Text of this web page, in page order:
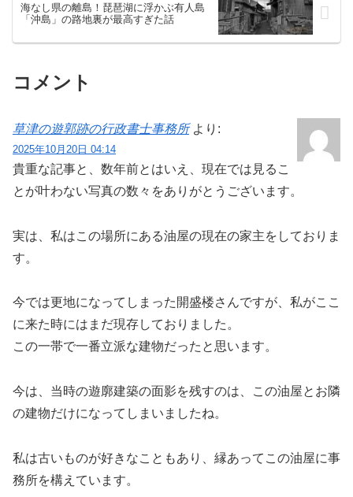
海なし県の離島！琵琶湖に浮かぶ有人島
「沖島」の路地裏が最高すぎた話
コメント
草津の遊郭跡の行政書士事務所 より:
2025年10月20日 04:14
貴重な記事と、数年前とはいえ、現在では見るこ
とが叶わない写真の数々をありがとうございます。
実は、私はこの場所にある油屋の現在の家主をしておりま
す。
今では更地になってしまった開盛楼さんですが、私がここ
に来た時にはまだ現存しておりました。
この一帯で一番立派な建物だったと思います。
今は、当時の遊廓建築の面影を残すのは、この油屋とお隣
の建物だけになってしまいましたね。
私は古いものが好きなこともあり、縁あってこの油屋に事
務所を構えています。